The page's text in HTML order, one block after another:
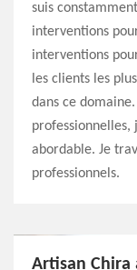
suis
interventions
interventions
les clients les
dans ce
abordable. Je
professionnels.
Artisan Chira